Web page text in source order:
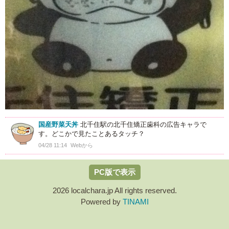
国産野菜天丼 北千住駅の北千住矯正歯科の広告キャラで
す。どこかで見たことあるタッチ？
04/28 11:14 Webから
PC版で表示
2026 localchara.jp All rights reserved.
Powered by TINAMI